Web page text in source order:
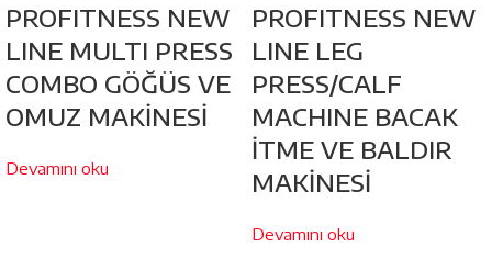
PROFITNESS NEW
LINE MULTI PRESS
COMBO GÖĞÜS VE
OMUZ MAKİNESİ
Devamını oku
PROFITNESS NEW
LINE LEG
PRESS/CALF
MACHINE BACAK
İTME VE BALDIR
MAKİNESİ
Devamını oku